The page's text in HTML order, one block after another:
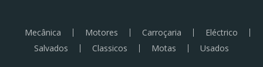
Mecânica Motores Carroçaria
Eléctrico
Salvados
Classicos Motas Usados